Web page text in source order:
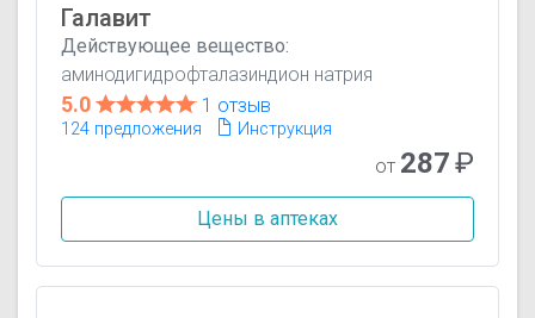
Галавит
Действующее вещество:
аминодигидрофталазиндион натрия
5.0 1 отзыв
124 предложения Инструкция
от 287₽
Цены в аптеках